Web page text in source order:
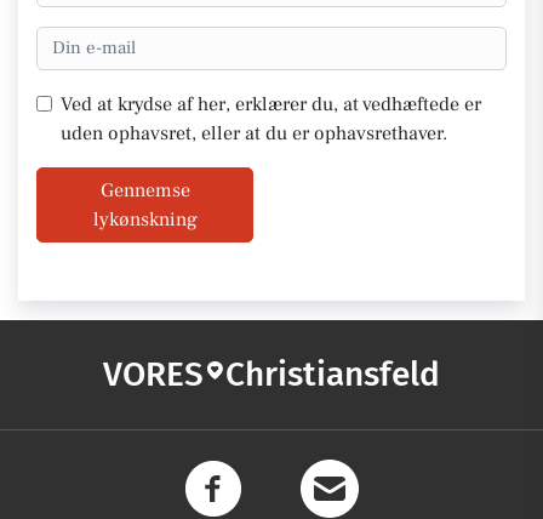
Ved at krydse af her, erklærer du, at vedhæftede er
uden ophavsret, eller at du er ophavsrethaver.
Gennemse
lykønskning
VORES Christiansfeld